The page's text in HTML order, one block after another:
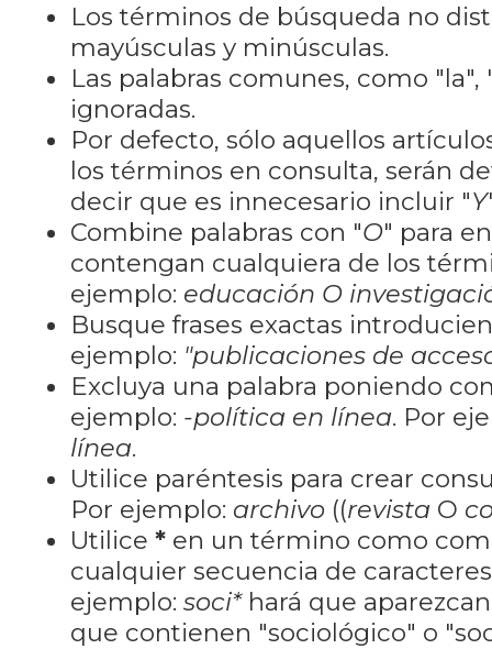
Los términos de búsqueda no
mayúsculas y minúsculas.
Las palabras comunes, como "la",
ignoradas.
Por defecto, sólo aquellos
los términos en consulta, serán
decir que es innecesario incluir "Y
Combine palabras con "O" para
contengan cualquiera de los
ejemplo: educación O
Busque frases exactas
ejemplo: "publicaciones de
Excluya una palabra poniendo
ejemplo: -política en línea. Por
línea.
Utilice paréntesis para crear
Por ejemplo: archivo ((revista O
Utilice *en un término como
cualquier secuencia de
ejemplo: soci*hará que
que contienen "sociológico" o